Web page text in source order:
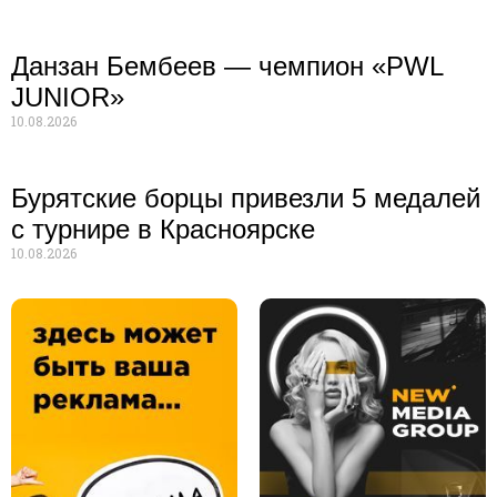
Данзан Бембеев — чемпион «PWL
JUNIOR»
10.08.2026
Бурятские борцы привезли 5 медалей
с турнире в Красноярске
10.08.2026